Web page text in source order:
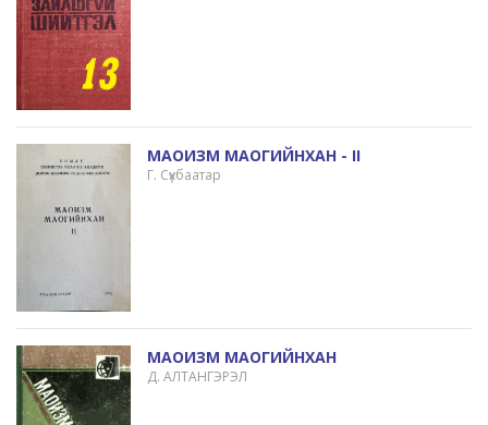
МАОИЗМ МАОГИЙНХАН - II
Г. Сүхбаатар
МАОИЗМ МАОГИЙНХАН
Д. АЛТАНГЭРЭЛ